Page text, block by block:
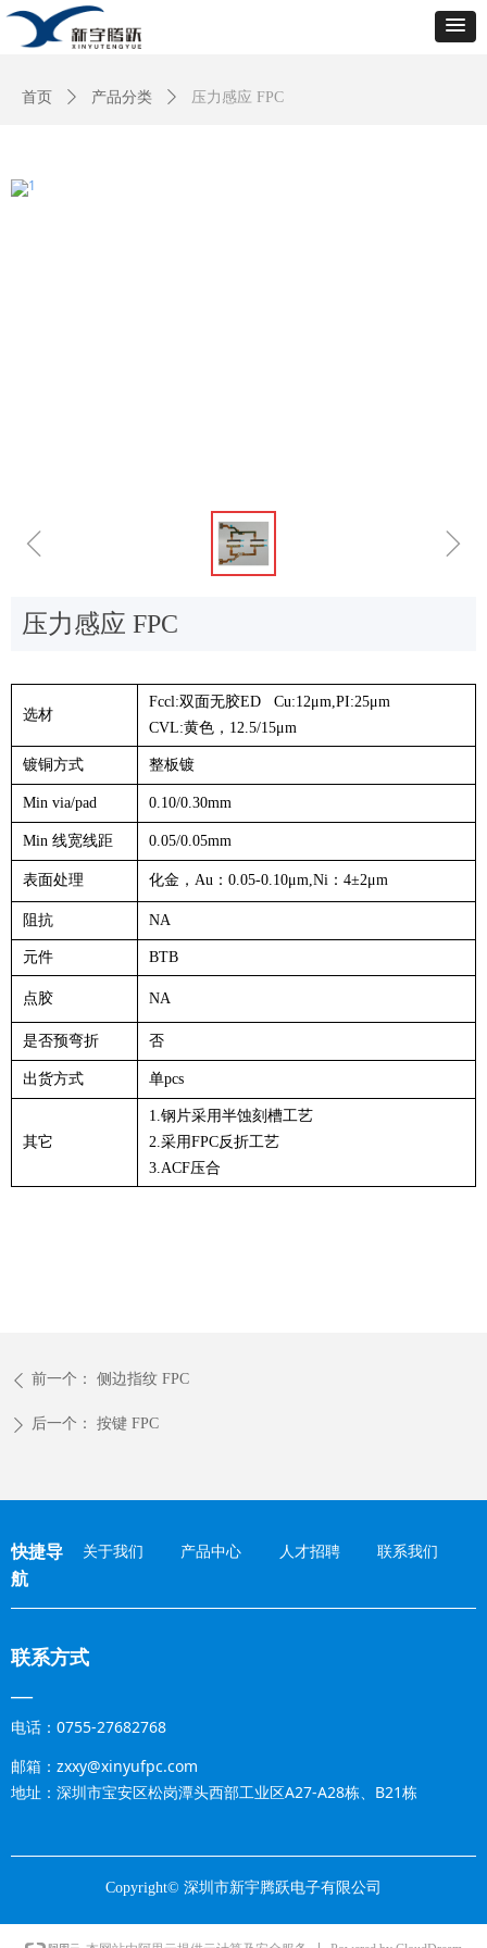
首页 ꄲ 产品分类 ꄲ 压力感应 FPC
ꁆ ꁇ
压力感应 FPC
选材
Fccl:双面无胶ED Cu:12μm,PI:25μm
CVL:黄色，12.5/15μm
镀铜方式 整板镀
Min via/pad 0.10/0.30mm
Min 线宽线距 0.05/0.05mm
表面处理 化金，Au：0.05-0.10μm,Ni：4±2μm
阻抗 NA
元件 BTB
点胶 NA
是否预弯折 否
出货方式 单pcs
其它
1.钢片采用半蚀刻槽工艺
2.采用FPC反折工艺
3.ACF压合
ꄴ 前一个： 侧边指纹 FPC
ꄲ 后一个： 按键 FPC
快捷导
航
关于我们 产品中心 人才招聘 联系我们
Copyright© 深圳市新宇腾跃电子有限公司
联系方式
—
电话：0755-27682768
邮箱：zxxy@xinyufpc.com
地址：深圳市宝安区松岗潭头西部工业区A27-A28栋、B21栋